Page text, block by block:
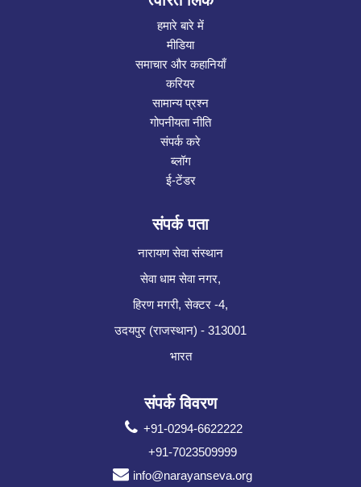
हमारे बारे में
मीडिया
समाचार और कहानियाँ
करियर
सामान्य प्रश्न
गोपनीयता नीति
संपर्क करे
ब्लॉग
ई-टेंडर
संपर्क पता
नारायण सेवा संस्थान
सेवा धाम सेवा नगर,
हिरण मगरी, सेक्टर -4,
उदयपुर (राजस्थान) - 313001
भारत
संपर्क विवरण
+91-0294-6622222
+91-7023509999
info@narayanseva.org